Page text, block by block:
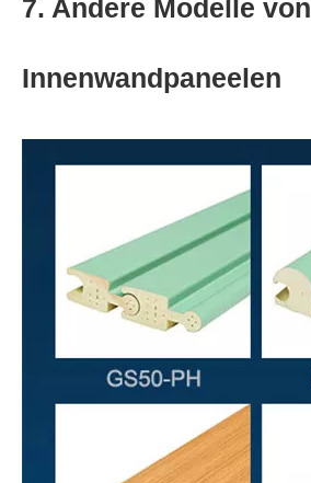
7. Andere Modelle von
Innenwandpaneelen